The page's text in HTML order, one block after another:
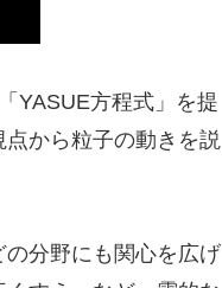
YASUE方程式」を提
から粒子の動きを説
分野にも関心を広げ